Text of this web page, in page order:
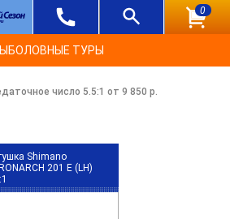
0
ТУРЫ
число 5.5:1 от 9 850 р.
Shimano
201 E (LH)